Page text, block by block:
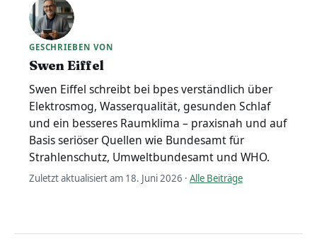
GESCHRIEBEN VON
Swen Eiffel
Swen Eiffel schreibt bei bpes verständlich über
Elektrosmog, Wasserqualität, gesunden Schlaf
und ein besseres Raumklima – praxisnah und auf
Basis seriöser Quellen wie Bundesamt für
Strahlenschutz, Umweltbundesamt und WHO.
Zuletzt aktualisiert am 18. Juni 2026 · Alle Beiträge